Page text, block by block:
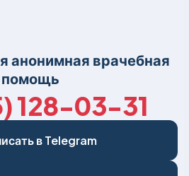
анонимная врачебная
помощь
128-03-31
в Telegram